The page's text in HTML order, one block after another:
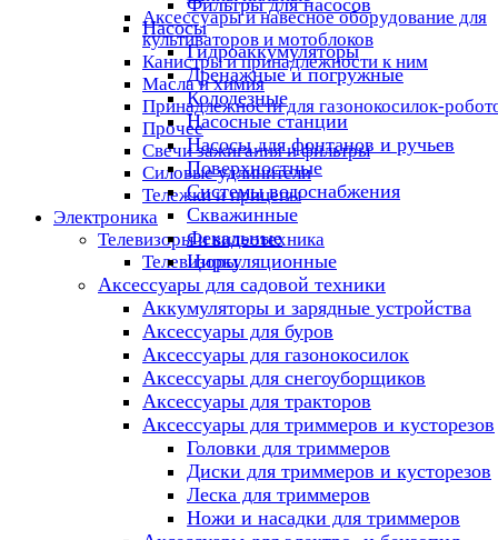
Аксессуары и навесное оборудование для
культиваторов и мотоблоков
Канистры и принадлежности к ним
Масла и химия
Принадлежности для газонокосилок-
Прочее
Свечи зажигания и фильтры
Силовые удлинители
Тележки и прицепы
Электроника
Телевизоры и видеотехника
Телевизоры
Фильтры для насосов
Насосы
Гидроаккумуляторы
Дренажные и погружные
Колодезные
Насосные станции
Насосы для фонтанов и ручьев
Поверхностные
Системы водоснабжения
Скважинные
Фекальные
Циркуляционные
Аксессуары для садовой техники
Аккумуляторы и зарядные устройства
Аксессуары для буров
Аксессуары для газонокосилок
Аксессуары для снегоуборщиков
Аксессуары для тракторов
Аксессуары для триммеров и кусторезов
Головки для триммеров
Диски для триммеров и кусторезов
Леска для триммеров
Ножи и насадки для триммеров